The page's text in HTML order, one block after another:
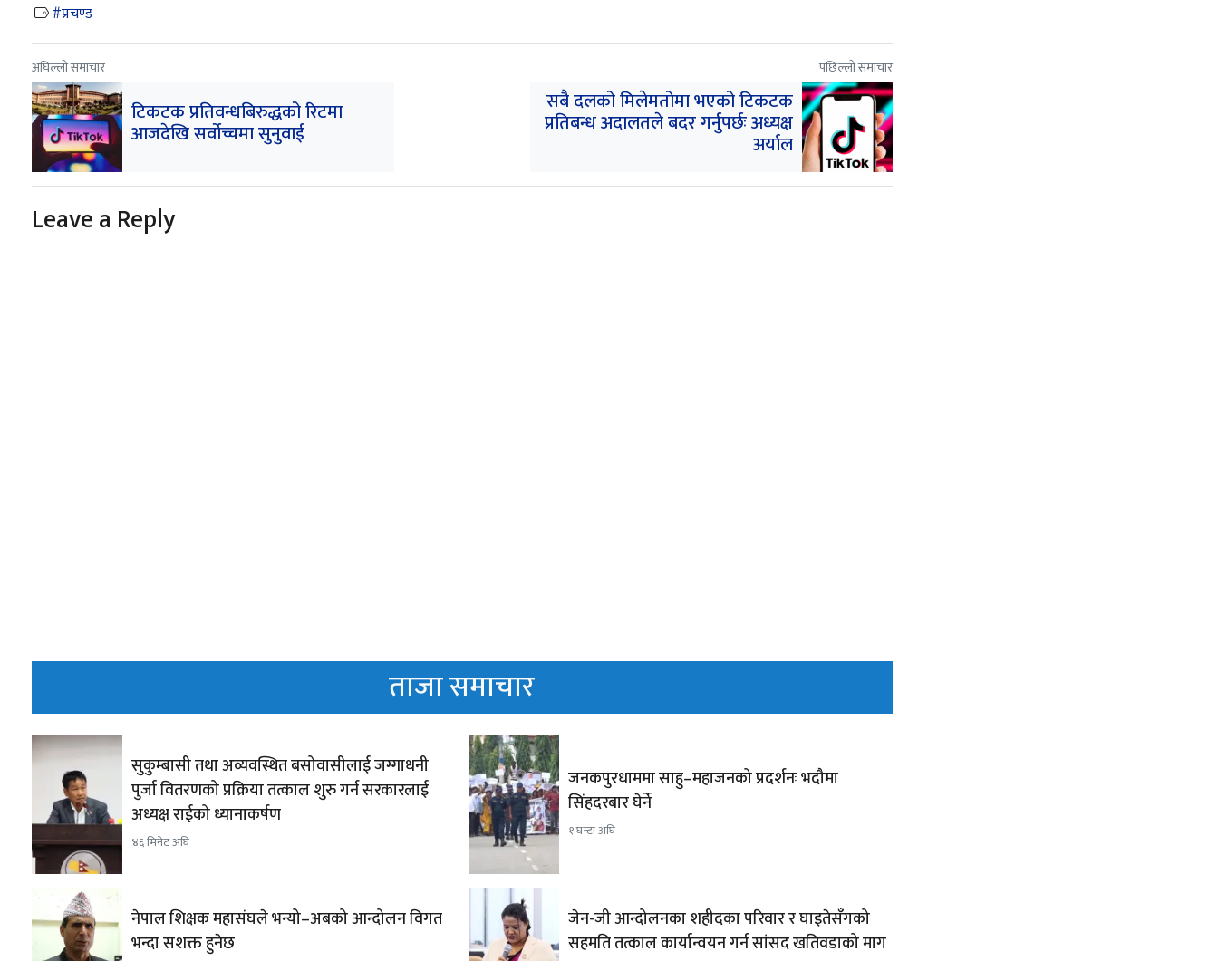
प्रचण्ड
अघिल्लो समाचार
टिकटक प्रतिवन्धबिरुद्धको रिटमा
आजदेखि सर्वोच्चमा सुनुवाई
पछिल्लो समाचार
सबै दलको मिलेमतोमा भएको टिकटक
प्रतिबन्ध अदालतले बदर गर्नुपर्छः अध्यक्ष
अर्याल
Leave a Reply
ताजा समाचार
सुकुम्बासी तथा अव्यवस्थित बसोवासीलाई जग्गाधनी
पुर्जा वितरणको प्रक्रिया तत्काल शुरु गर्न सरकारलाई
अध्यक्ष राईको ध्यानाकर्षण
४६ मिनेट अघि
जनकपुरधाममा साहु–महाजनको प्रदर्शनः भदौमा
सिंहदरबार घेर्ने
१ घन्टा अघि
नेपाल शिक्षक महासंघले भन्यो–अबको आन्दोलन विगत
भन्दा सशक्त हुनेछ
जेन-जी आन्दोलनका शहीदका परिवार र घाइतेसँगको
सहमति तत्काल कार्यान्वयन गर्न सांसद खतिवडाको माग